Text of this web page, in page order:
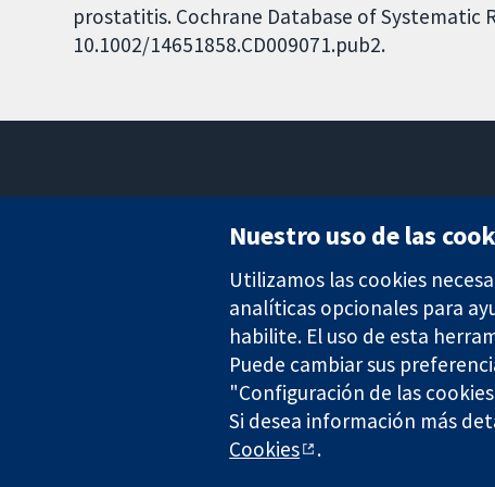
prostatitis. Cochrane Database of Systematic
10.1002/14651858.CD009071.pub2.
The Cochrane Collaboration is a charity (no. 1045921) and a
Copyright © 2026 The Cochrane Collaboration
Nuestro uso de las
Utilizamos las cookies
analíticas opcionales para
habilite. El uso de esta
Puede cambiar sus
"Configuración de las
Si desea información más
Cookies
.